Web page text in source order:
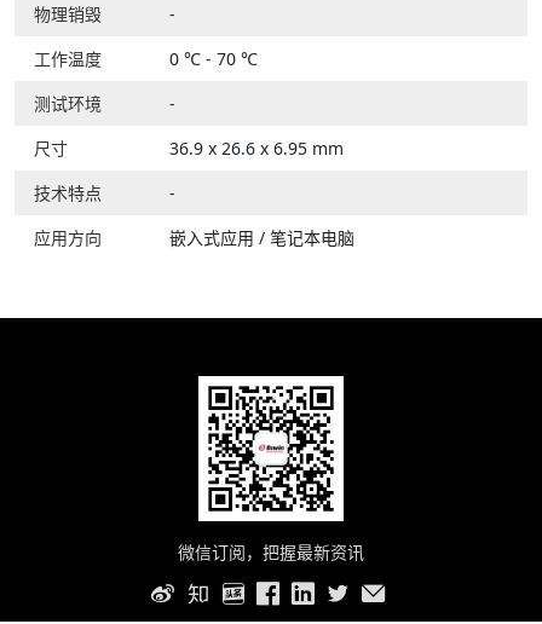
物理销毁
-
工作温度
0 ℃ - 70 ℃
测试环境
-
尺寸
36.9 x 26.6 x 6.95 mm
技术特点
-
应用方向
嵌入式应用 / 笔记本电脑
微信订阅，把握最新资讯